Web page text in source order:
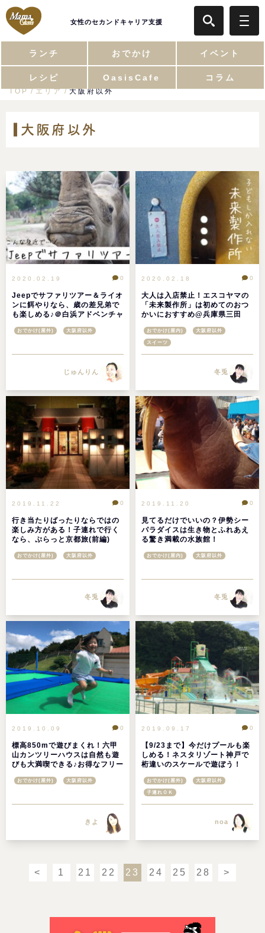
女性のセカンドキャリア支援
ランチ おでかけ イベント
レシピ OasisCafe コラム
TOP エリア 大阪府以外
大阪府以外
2020.02.19
Jeepでサファリツアー＆ライオ
ンに餌やりなら、歳の差兄弟で
も楽しめる♪＠白浜アドベンチャ
0
おでかけ(屋外) 大阪府以外
じゅんりん
2020.02.18
大人は入店禁止！エスコヤマの
「未来製作所」は初めてのおつ
かいにおすすめ@兵庫県三田
0
おでかけ(屋内) 大阪府以外
スイーツ
冬兎
2019.11.22
行き当たりばったりならではの
楽しみ方がある！子連れで行く
なら、ぷらっと京都旅(前編)
0
おでかけ(屋外) 大阪府以外
冬兎
2019.11.20
見てるだけでいいの？伊勢シー
パラダイスは生き物とふれあえ
る驚き満載の水族館！
0
おでかけ(屋内) 大阪府以外
冬兎
2019.10.09
標高850mで遊びまくれ！六甲
山カンツリーハウスは自然も遊
びも大満喫できる♪お得なフリー
0
おでかけ(屋外) 大阪府以外
きよ
2019.09.17
【9/23まで】今だけプールも楽
しめる！ネスタリゾート神戸で
桁違いのスケールで遊ぼう！
0
おでかけ(屋外) 大阪府以外
子連れＯＫ
noa
< 1 21 22 23 24 25 28 >